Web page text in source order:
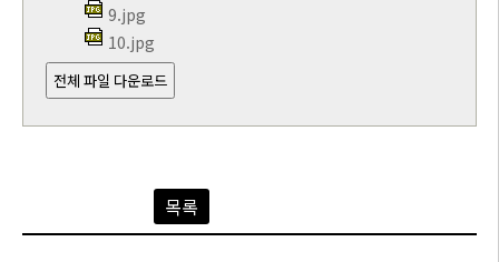
9.jpg
10.jpg
전체 파일 다운로드
목록